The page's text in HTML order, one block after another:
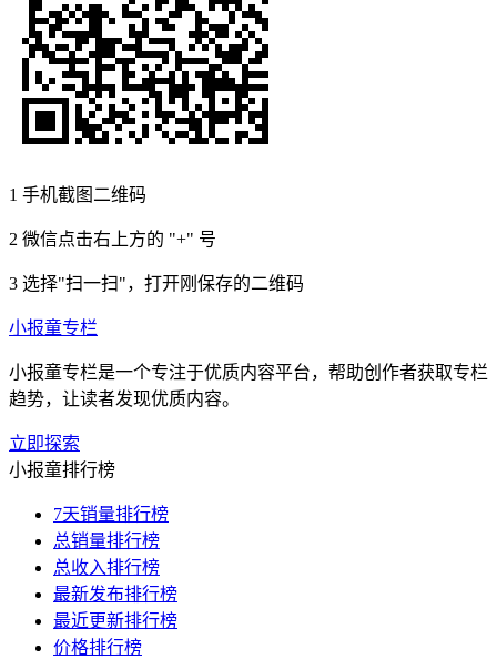
1 手机截图二维码
2 微信点击右上方的 "+" 号
3 选择"扫一扫"，打开刚保存的二维码
小报童专栏
小报童专栏是一个专注于优质内容平台，帮助创作者获取专栏
趋势，让读者发现优质内容。
立即探索
小报童排行榜
7天销量排行榜
总销量排行榜
总收入排行榜
最新发布排行榜
最近更新排行榜
价格排行榜